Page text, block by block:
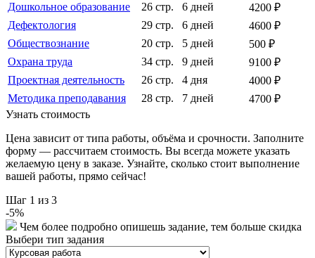
Дошкольное образование
26 стр. 6 дней
4200 ₽
Дефектология
29 стр. 6 дней
4600 ₽
Обществознание
20 стр. 5 дней
500 ₽
Охрана труда
34 стр. 9 дней
9100 ₽
Проектная деятельность
26 стр. 4 дня
4000 ₽
Методика преподавания
28 стр. 7 дней
4700 ₽
Узнать стоимость
Цена зависит от типа работы, объёма и срочности. Заполните
форму — рассчитаем стоимость. Вы всегда можете указать
желаемую цену в заказе. Узнайте, сколько стоит выполнение
вашей работы, прямо сейчас!
Шаг 1 из 3
-5%
Чем более подробно опишешь задание, тем больше скидка
Выбери тип задания